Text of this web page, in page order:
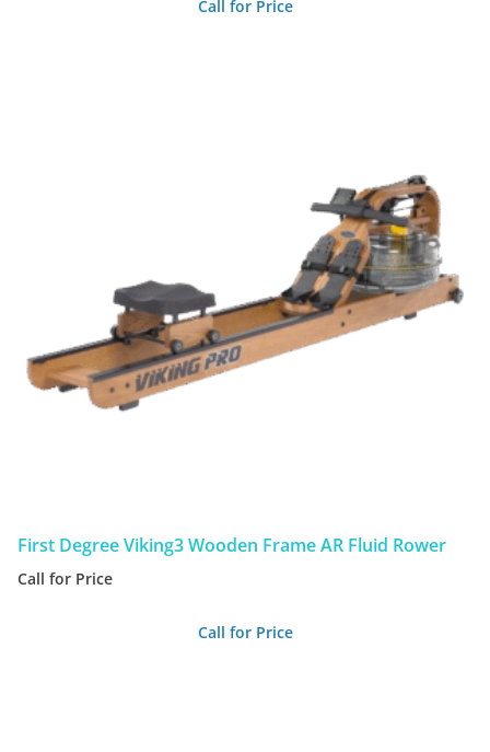
Call for Price
First Degree Viking3 Wooden Frame AR Fluid Rower
Call for Price
Call for Price